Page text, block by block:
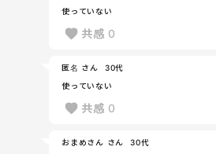
使っていない
共感 0
匿名 さん
30代
使っていない
共感 0
おまめさん さん
30代